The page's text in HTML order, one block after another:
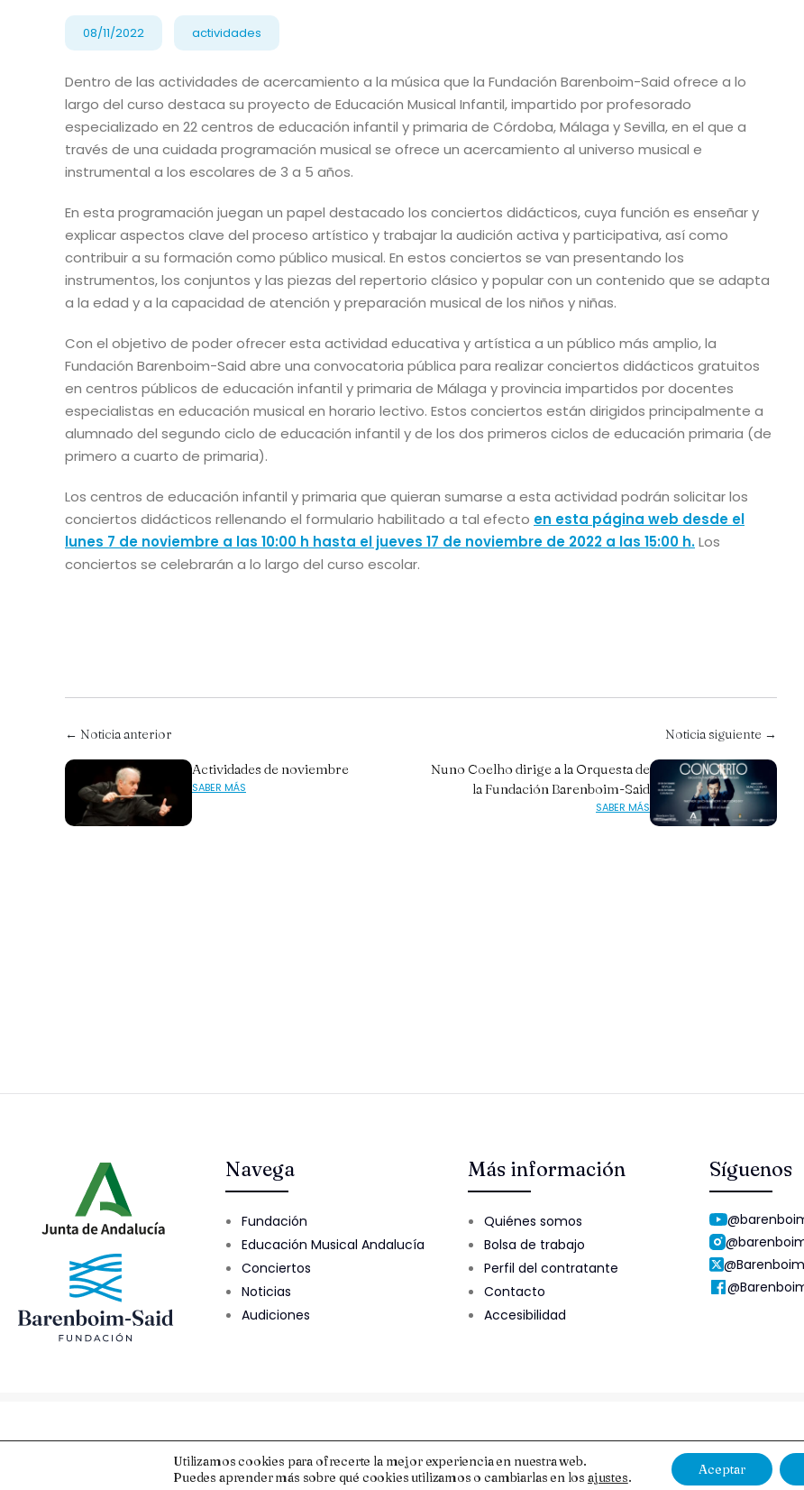
08/11/2022 actividades
Dentro de las actividades de acercamiento a la música que la Fundación Barenboim-Said ofrece a lo
largo del curso destaca su proyecto de Educación Musical Infantil, impartido por profesorado
especializado en 22 centros de educación infantil y primaria de Córdoba, Málaga y Sevilla, en el que a
través de una cuidada programación musical se ofrece un acercamiento al universo musical e
instrumental a los escolares de 3 a 5 años.
En esta programación juegan un papel destacado los conciertos didácticos, cuya función es enseñar y
explicar aspectos clave del proceso artístico y trabajar la audición activa y participativa, así como
contribuir a su formación como público musical. En estos conciertos se van presentando los
instrumentos, los conjuntos y las piezas del repertorio clásico y popular con un contenido que se adapta
a la edad y a la capacidad de atención y preparación musical de los niños y niñas.
Con el objetivo de poder ofrecer esta actividad educativa y artística a un público más amplio, la
Fundación Barenboim-Said abre una convocatoria pública para realizar conciertos didácticos gratuitos
en centros públicos de educación infantil y primaria de Málaga y provincia impartidos por docentes
especialistas en educación musical en horario lectivo. Estos conciertos están dirigidos principalmente a
alumnado del segundo ciclo de educación infantil y de los dos primeros ciclos de educación primaria (de
primero a cuarto de primaria).
Los centros de educación infantil y primaria que quieran sumarse a esta actividad podrán solicitar los
conciertos didácticos rellenando el formulario habilitado a tal efecto en esta página web desde el
lunes 7 de noviembre a las 10:00 h hasta el jueves 17 de noviembre de 2022 a las 15:00 h.Los
conciertos se celebrarán a lo largo del curso escolar.
← Noticia anterior
Actividades de noviembre
SABER MÁS
Noticia siguiente →
Nuno Coelho dirige a la Orquesta de
la Fundación Barenboim-Said
SABER MÁS
Navega
Fundación
Educación Musical Andalucía
Conciertos
Noticias
Audiciones
Más información
Quiénes somos
Bolsa de trabajo
Perfil del contratante
Contacto
Accesibilidad
Síguenos
Esquema Nacional de
Utilizamos cookies para ofrecerte la mejor experiencia en nuestra web.
Puedes aprender más sobre qué cookies utilizamos o cambiarlas en los ajustes. Aceptar